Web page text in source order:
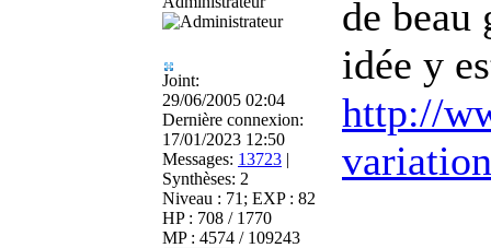
Joint:
29/06/2005 02:04
Dernière connexion:
17/01/2023 12:50
Messages: 13723 |
Synthèses: 2
Niveau : 71; EXP : 82
HP : 708 / 1770
MP : 4574 / 109243
de beau
idée y
http://